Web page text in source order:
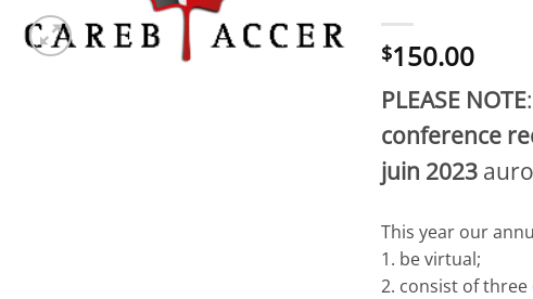
$150.00
PLEASE NOTE
conference
juin 2023
This year our
1. be virtual;
2. consist of